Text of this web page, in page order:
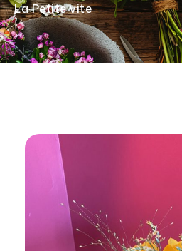
La Petite vite